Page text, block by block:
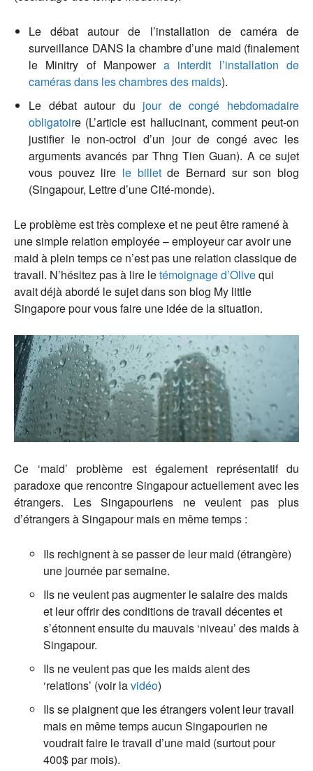
Le débat autour de l’installation de caméra de
surveillance DANS la chambre d’une maid (finalement
le Minitry of Manpowera interdit l’installation de
caméras dans les chambres des maids).
Le débat autour du jour de congé hebdomadaire
obligatoire (L’article est hallucinant, comment peut-on
justifier le non-octroi d’un jour de congé avec les
arguments avancés par Thng Tien Guan). A ce sujet
vous pouvez lire le billetde Bernard sur son blog
(Singapour, Lettre d’une Cité-monde).
Le problème est très complexe et ne peut être ramené à
une simple relation employée – employeur car avoir une
maid à plein temps ce n’est pas une relation classique de
travail. N’hésitez pas à lire letémoignage d’Olivequi
avait déjà abordé le sujet dans son blog My little
Singapore pour vous faire une idée de la situation.
Ce ‘maid’ problème est également représentatif du
paradoxe que rencontre Singapour actuellement avec les
étrangers. Les Singapouriens ne veulent pas plus
d’étrangers à Singapour mais en même temps :
Ils rechignent à se passer de leur maid (étrangère)
une journée par semaine.
Ils ne veulent pas augmenter le salaire des maids
et leur offrir des conditions de travail décentes et
s’étonnent ensuite du mauvais ‘niveau’ des maids à
Singapour.
Ils ne veulent pas que les maids aient des
‘relations’ (voir lavidéo)
Ils se plaignent que les étrangers volent leur travail
mais en même temps aucun Singapourien ne
voudrait faire le travail d’une maid (surtout pour
400$ par mois).